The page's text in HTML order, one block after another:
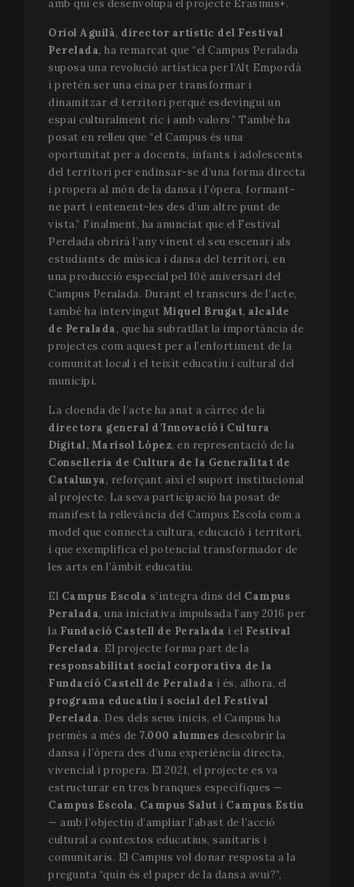
amb qui es desenvolupa el projecte Erasmus+.
Oriol Aguilà, director artístic del Festival
Perelada, ha remarcat que “el Campus Peralada
suposa una revolució artística per l’Alt Empordà
i pretén ser una eina per transformar i
dinamitzar el territori perquè esdevingui un
espai culturalment ric i amb valors.” També ha
posat en relleu que “el Campus és una
oportunitat per a docents, infants i adolescents
del territori per endinsar-se d’una forma directa
i propera al món de la dansa i l’òpera, formant-
ne part i entenent-les des d’un altre punt de
vista.” Finalment, ha anunciat que el Festival
Perelada obrirà l’any vinent el seu escenari als
estudiants de música i dansa del territori, en
una producció especial pel 10è aniversari del
Campus Peralada. Durant el transcurs de l’acte,
també ha intervingut Miquel Brugat, alcalde
de Peralada, que ha subratllat la importància de
projectes com aquest per a l’enfortiment de la
comunitat local i el teixit educatiu i cultural del
municipi.
La cloenda de l’acte ha anat a càrrec de la
directora general d’Innovació i Cultura
Digital, Marisol López, en representació de la
Conselleria de Cultura de la Generalitat de
Catalunya, reforçant així el suport institucional
al projecte. La seva participació ha posat de
manifest la rellevància del Campus Escola com a
model que connecta cultura, educació i territori,
i que exemplifica el potencial transformador de
les arts en l’àmbit educatiu.
El Campus Escola s’integra dins del Campus
Peralada, una iniciativa impulsada l’any 2016 per
la Fundació Castell de Peralada i el Festival
Perelada. El projecte forma part de la
responsabilitat social corporativa de la
Fundació Castell de Peralada i és, alhora, el
programa educatiu i social del Festival
Perelada. Des dels seus inicis, el Campus ha
permès a més de 7.000 alumnes descobrir la
dansa i l’òpera des d’una experiència directa,
vivencial i propera. El 2021, el projecte es va
estructurar en tres branques específiques —
Campus Escola, Campus Salut i Campus Estiu
— amb l’objectiu d’ampliar l’abast de l’acció
cultural a contextos educatius, sanitaris i
comunitaris. El Campus vol donar resposta a la
pregunta “quin és el paper de la dansa avui?”,